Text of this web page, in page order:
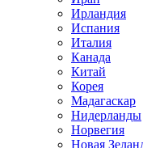
Ирландия
Испания
Италия
Канада
Китай
Корея
Мадагаскар
Нидерланды
Норвегия
Новая